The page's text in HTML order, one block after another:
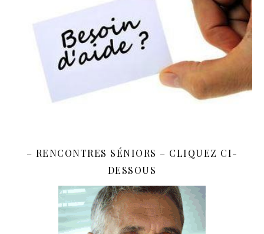
– RENCONTRES SÉNIORS – CLIQUEZ CI-
DESSOUS